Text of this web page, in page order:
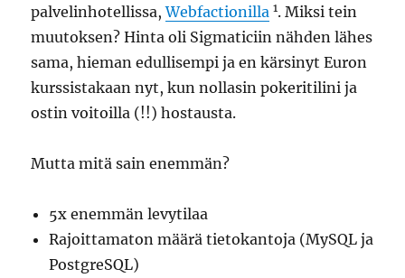
palvelinhotellissa,Webfactionilla 1. Miksi tein
muutoksen? Hinta oli Sigmaticiin nähden lähes
sama, hieman edullisempi ja en kärsinyt Euron
kurssistakaan nyt, kun nollasin pokeritilini ja
ostin voitoilla (!!) hostausta.
Mutta mitä sain enemmän?
5x enemmän levytilaa
Rajoittamaton määrä tietokantoja (MySQL ja
PostgreSQL)